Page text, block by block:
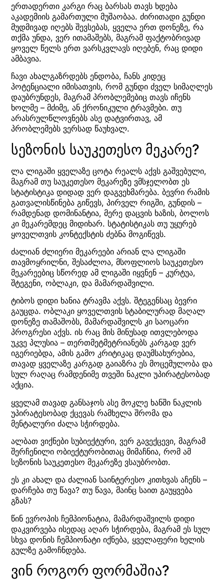
ერთადერთი კარგი რაც ბარსას თავს ხდება
აკადემიის გამართული მუშაობაა. ძირითადი გუნდი
მუდმივად იღებს შევსებას, ყველა ერთ დონეზე, რა
თქმა უნდა, ვერ ითამაშებს, მაგრამ ფაქტობრივად
ყოველ წელს ერთ ვარსკვლავს იღებენ, რაც დიდი
ამბავია.
ჩავი ახალგაზრდებს ენდობა, ჩანს კიდეც
პოტენციალი იმისათვის, რომ გუნდი ძველ სიმაღლეს
დაუბრუნდეს, მაგრამ პრობლემებიც თავს იჩენს
ხოლმე – მძიმე, ან ქრონიკული ტრავმები. თუ
არასრულწლოვნებს ასე დატვირთავ, ამ
პრობლემებს ვერსად წაუხვალ.
სეზონის საუკეთესო მეკარე?
ლა ლიგაში ყველაზე ცოტა რეალს აქვს გაშვებული,
მაგრამ თუ საუკეთესო მეკარეზე ვმსჯელობთ ეს
სტატისტიკა დიდად ვერ დაგვეხმარება. ბევრი რამის
გათვალისწინება გიწევს, პირველ რიგში, გუნდის –
რამდენად დომინანტია, მერე დაცვის ხაზის, ბოლოს
კი მეკარემდეც მიდიხარ. სტატისტიკას თუ უყურებ
ყოველთვის კონტექსტის ძებნა მოგიწევს.
ძალიან ძლიერი მეკარეები არიან ლა ლიგაში
თავმოყრილნი, შესაძლოა, მსოფლიოს საუკეთესო
მეკარეებიც სწორედ ამ ლიგაში იყვნენ – კურტუა,
შტეგენი, ობლაკი, და მამარდაშვილი.
ტიბოს დიდი ხანია ტრავმა აქვს. შტეგენსაც ბევრი
გაუცდა. ობლაკი ყოველთვის სტაბილურად მაღალ
დონეზე თამაშობს, მამარდაშვილს კი საოცარი
პროგრესი აქვს. ის რაც მის მინუსად ითვლებოდა
უკვე პლუსია – თერთმეტმეტრიანებს კარგად ვერ
იგერიებდა, ამის გამო კრიტიკაც დაუმსახურებია,
თავად ყველაზე კარგად გაიაზრა ეს მოცემულობა და
სულ რაღაც რამდენიმე თვეში ნაკლი უპირატესობად
აქცია.
ყველამ თავად განსაჯოს ასე მოკლე ხანში ნაკლის
უპირატესობად ქცევას რამხელა შრომა და
მენტალური ძალა სჭირდება.
ალბათ ვიქნები სუბიექტური, ვერ გავექცევი, მაგრამ
შერჩენილი ობიექტურობითაც მიმაჩნია, რომ ამ
სეზონის საუკეთესო მეკარეზე ვსაუბრობთ.
ეს კი ახალ და ძალიან საინტერესო კითხვას აჩენს –
დარჩება თუ წავა? თუ წავა, მაინც საით გაუყვება
გზას?
წინ ევროპის ჩემპიონატია, მამარდაშვილს დიდი
დაკვირვება ისედაც აღარ სჭირდება, მაგრამ ეს სულ
სხვა დონის ჩემპიონატი იქნება, ყველაფერი ხელის
გულზე გამოჩნდება.
ვინ როგორ ფორმაშია?